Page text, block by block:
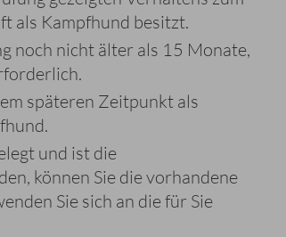
als Kampfhund besitzt.
noch nicht älter als 15 Monate,
späteren Zeitpunkt als
und ist die
können Sie die vorhandene
Sie sich an die für Sie